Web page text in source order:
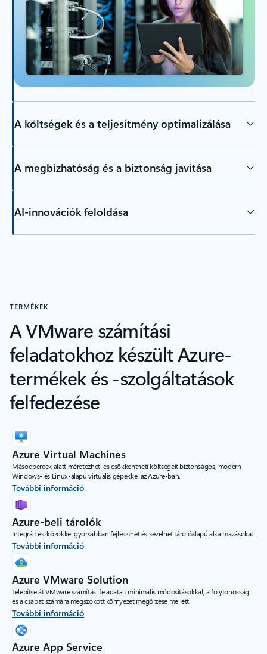
A költségek és a teljesítmény optimalizálása
A megbízhatóság és a biztonság javítása
AI-innovációk feloldása
TERMÉKEK
A VMware számítási
feladatokhoz készült Azure-
termékek és -szolgáltatások
felfedezése
Azure Virtual Machines
Másodpercek alatt méretezheti és csökkentheti költségeit biztonságos, modern
Windows- és Linux-alapú virtuális gépekkel az Azure-ban.
További információ
Azure-beli tárolók
Integrált eszközökkel gyorsabban fejleszthet és kezelhet tárolóalapú alkalmazásokat.
További információ
Azure VMware Solution
Telepítse át VMware számítási feladatait minimális módosításokkal, a folytonosság
és a csapat számára megszokott környezet megőrzése mellett.
További információ
Azure App Service